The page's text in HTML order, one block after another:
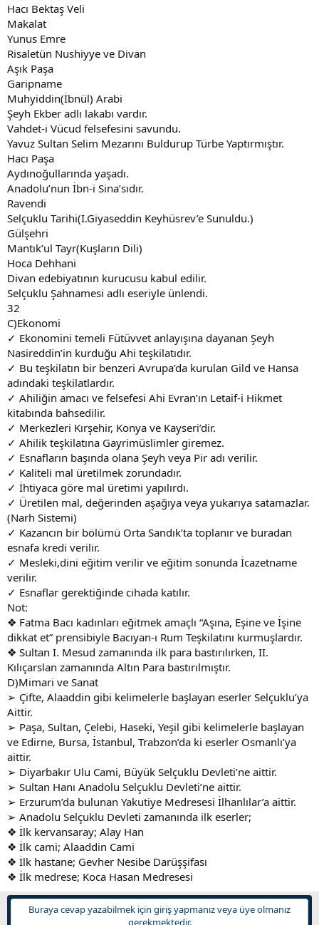
Hacı Bektaş Veli
Makalat
Yunus Emre
Risaletün Nushiyye ve Divan
Aşık Paşa
Garipname
Muhyiddin(İbnül) Arabi
Şeyh Ekber adlı lakabı vardır.
Vahdet-i Vücud felsefesini savundu.
Yavuz Sultan Selim Mezarını Buldurup Türbe Yaptırmıştır.
Hacı Paşa
Aydınoğullarında yaşadı.
Anadolu’nun İbn-i Sina’sıdır.
Ravendi
Selçuklu Tarihi(I.Giyaseddin Keyhüsrev’e Sunuldu.)
Gülşehri
Mantık’ul Tayr(Kuşların Dili)
Hoca Dehhani
Divan edebiyatının kurucusu kabul edilir.
Selçuklu Şahnamesi adlı eseriyle ünlendi.
32
C)Ekonomi
✓ Ekonomini temeli Fütüvvet anlayışına dayanan Şeyh
Nasireddin’in kurduğu Ahi teşkilatıdır.
✓ Bu teşkilatın bir benzeri Avrupa’da kurulan Gild ve Hansa
adındaki teşkilatlardır.
✓ Ahiliğin amacı ve felsefesi Ahi Evran’ın Letaif-i Hikmet
kitabında bahsedilir.
✓ Merkezleri Kırşehir, Konya ve Kayseri’dir.
✓ Ahilik teşkilatına Gayrimüslimler giremez.
✓ Esnafların başında olana Şeyh veya Pir adı verilir.
✓ Kaliteli mal üretilmek zorundadır.
✓ İhtiyaca göre mal üretimi yapılırdı.
✓ Üretilen mal, değerinden aşağıya veya yukarıya satamazlar.
(Narh Sistemi)
✓ Kazancın bir bölümü Orta Sandık’ta toplanır ve buradan
esnafa kredi verilir.
✓ Mesleki,dini eğitim verilir ve eğitim sonunda İcazetname
verilir.
✓ Esnaflar gerektiğinde cihada katılır.
Not:
❖ Fatma Bacı kadınları eğitmek amaçlı “Aşına, Eşine ve İşine
dikkat et” prensibiyle Bacıyan-ı Rum Teşkilatını kurmuşlardır.
❖ Sultan I. Mesud zamanında ilk para bastırılırken, II.
Kılıçarslan zamanında Altın Para bastırılmıştır.
D)Mimari ve Sanat
➢ Çifte, Alaaddin gibi kelimelerle başlayan eserler Selçuklu’ya
Aittir.
➢ Paşa, Sultan, Çelebi, Haseki, Yeşil gibi kelimelerle başlayan
ve Edirne, Bursa, İstanbul, Trabzon’da ki eserler Osmanlı’ya
aittir.
➢ Diyarbakır Ulu Cami, Büyük Selçuklu Devleti’ne aittir.
➢ Sultan Hanı Anadolu Selçuklu Devleti’ne aittir.
➢ Erzurum’da bulunan Yakutiye Medresesi İlhanlılar’a aittir.
➢ Anadolu Selçuklu Devleti zamanında ilk eserler;
❖ İlk kervansaray; Alay Han
❖ İlk cami; Alaaddin Cami
❖ İlk hastane; Gevher Nesibe Darüşşifası
❖ İlk medrese; Koca Hasan Medresesi
Buraya cevap yazabilmek için giriş yapmanız veya üye olmanız
gerekmektedir.